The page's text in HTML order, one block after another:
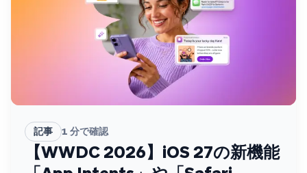
記事 1 分で確認
【WWDC 2026】iOS 27の新機能